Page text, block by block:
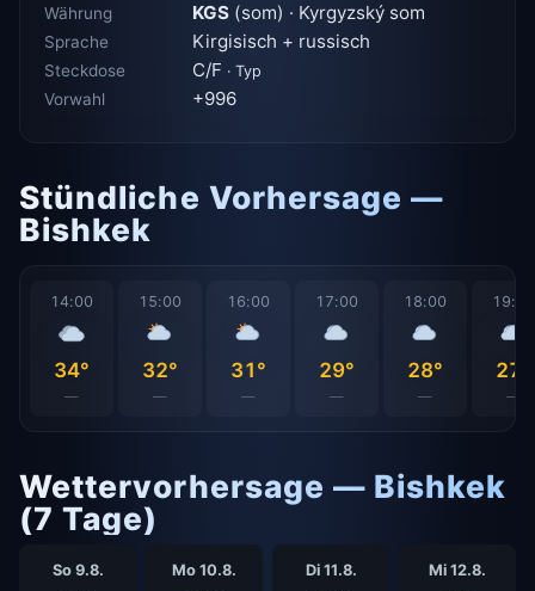
Währung KGS (som) · Kyrgyzský som
Sprache Kirgisisch + russisch
Steckdose C/F · Typ
Vorwahl +996
Stündliche Vorhersage —
Bishkek
14:00
34°
—
15:00
32°
—
16:00
31°
—
17:00
29°
—
18:00
28°
—
19:00
27°
—
Wettervorhersage — Bishkek
(7 Tage)
So 9.8. Mo 10.8. Di 11.8. Mi 12.8.